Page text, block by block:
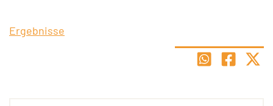
Ergebnisse